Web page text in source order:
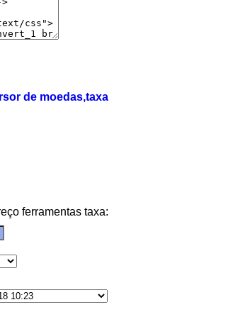
de moedas,taxa
ferramentas taxa: